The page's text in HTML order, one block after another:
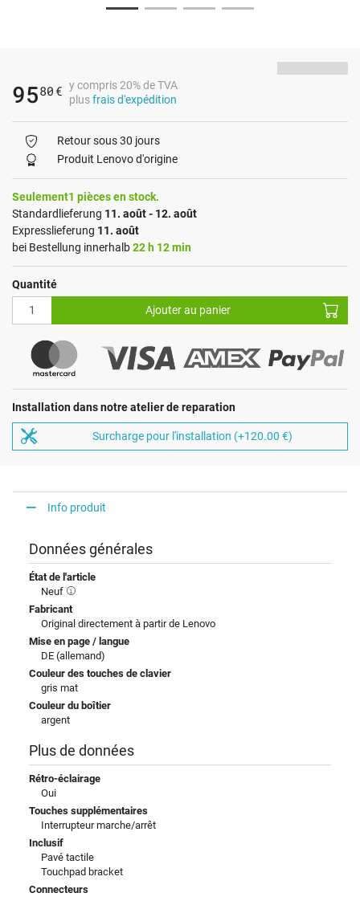
9580 € y compris 20% de TVA
plusfrais d'expédition
Retour sous 30 jours
Produit Lenovo d'origine
Seulement1 pièces en stock.
Standardlieferung 11. août - 12. août
Expresslieferung 11. août
bei Bestellung innerhalb22 h 12 min
Quantité
Ajouter au panier
Installation dans notre atelier de reparation
Surcharge pour l'installation (+120.00 €)
Info produit
Données générales
État de l'article
Neuf
Fabricant
Original directement à partir de Lenovo
Mise en page / langue
DE (allemand)
Couleur des touches de clavier
gris mat
Couleur du boîtier
argent
Plus de données
Rétro-éclairage
Oui
Touches supplémentaires
Interrupteur marche/arrêt
Inclusif
Pavé tactile
Touchpad bracket
Connecteurs